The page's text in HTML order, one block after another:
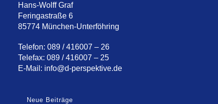
Hans-Wolff Graf
Feringastraße 6
85774 München-Unterföhring
Telefon: 089 / 416007 – 26
Telefax: 089 / 416007 – 25
E-Mail: info@d-perspektive.de
Neue Beiträge